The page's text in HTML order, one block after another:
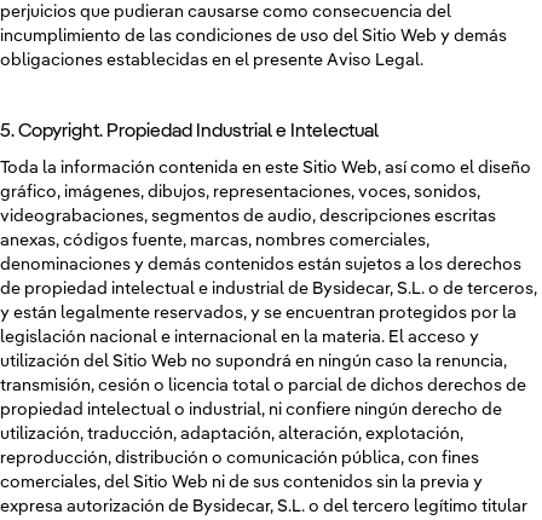
perjuicios que pudieran causarse como consecuencia del
incumplimiento de las condiciones de uso del Sitio Web y demás
obligaciones establecidas en el presente Aviso Legal.
5. Copyright. Propiedad Industrial e Intelectual
Toda la información contenida en este Sitio Web, así como el diseño
gráfico, imágenes, dibujos, representaciones, voces, sonidos,
videograbaciones, segmentos de audio, descripciones escritas
anexas, códigos fuente, marcas, nombres comerciales,
denominaciones y demás contenidos están sujetos a los derechos
de propiedad intelectual e industrial de Bysidecar, S.L. o de terceros,
y están legalmente reservados, y se encuentran protegidos por la
legislación nacional e internacional en la materia. El acceso y
utilización del Sitio Web no supondrá en ningún caso la renuncia,
transmisión, cesión o licencia total o parcial de dichos derechos de
propiedad intelectual o industrial, ni confiere ningún derecho de
utilización, traducción, adaptación, alteración, explotación,
reproducción, distribución o comunicación pública, con fines
comerciales, del Sitio Web ni de sus contenidos sin la previa y
expresa autorización de Bysidecar, S.L. o del tercero legítimo titular